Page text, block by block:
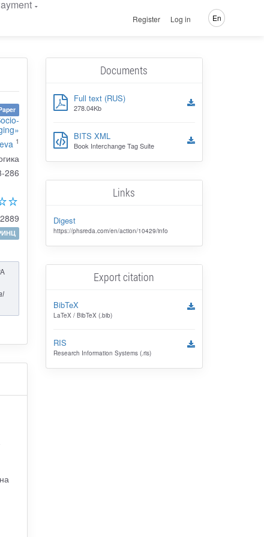
Register Log in En
1
286
2889
Documents
Full text (RUS)
278.04Kb
BITS XML
Book Interchange Tag Suite
Links
Digest
https://phsreda.com/en/action/10429/info
Export citation
BibTeX
LaTeX / BibTeX (.bib)
RIS
Research Information Systems (.ris)